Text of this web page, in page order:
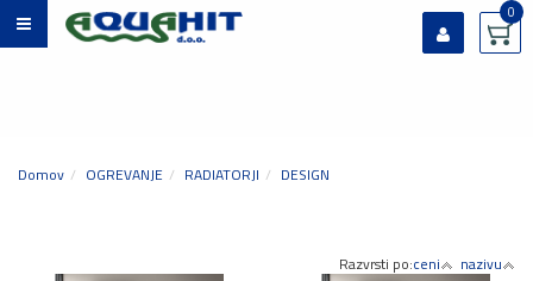
0
Domov OGREVANJE RADIATORJI DESIGN
Razvrsti po:ceni nazivu